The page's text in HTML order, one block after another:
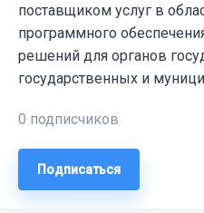
поставщиком услуг в
программного
решений для органов
государственных и
0 подписчиков
Подписаться